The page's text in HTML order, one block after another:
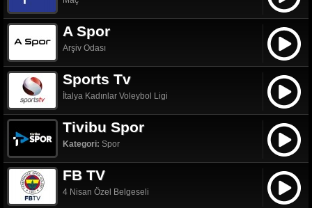
A Spor
Arşiv Odası
Sports Tv
İtalya Kadınlar Voleybol Ligi
Tivibu Spor
Kategori: Spor
FB TV
4 Nisan Özel Belgeseli